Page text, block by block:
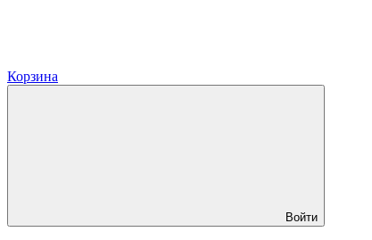
Корзина
Войти